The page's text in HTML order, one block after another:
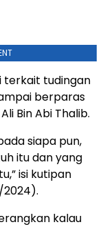
terkait tudingan
berparas
Bin Abi Thalib.
siapa pun,
itu dan yang
isi kutipan
2024).
kalau